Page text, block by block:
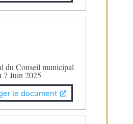
du Conseil municipal
7 Juin 2025
le document